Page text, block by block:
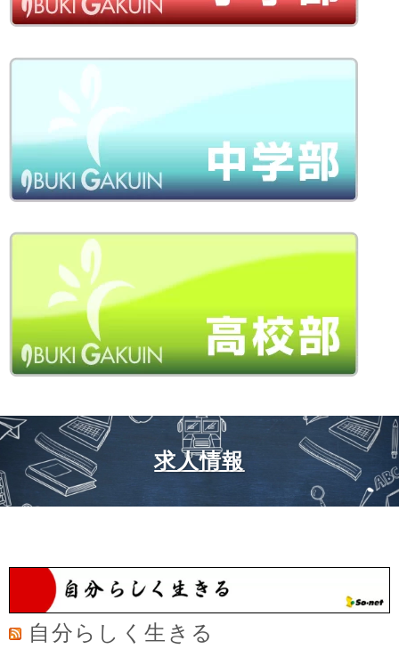
求人情報
自分らしく生きる